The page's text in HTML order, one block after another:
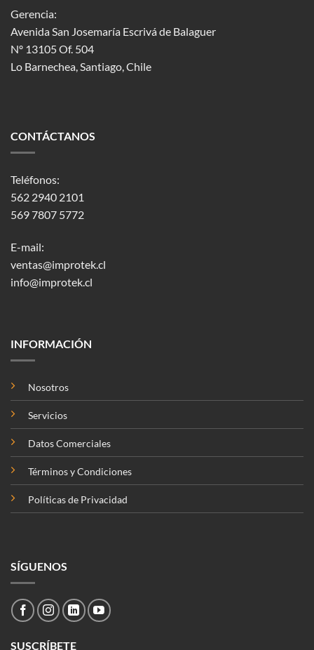
Gerencia:
Avenida San Josemaría Escrivá de Balaguer
Nº 13105 Of. 504
Lo Barnechea, Santiago, Chile
CONTÁCTANOS
Teléfonos:
562 2940 2101
569 7807 5772
E-mail:
ventas@improtek.cl
info@improtek.cl
INFORMACIÓN
Nosotros
Servicios
Datos Comerciales
Términos y Condiciones
Políticas de Privacidad
SÍGUENOS
SUSCRÍBETE